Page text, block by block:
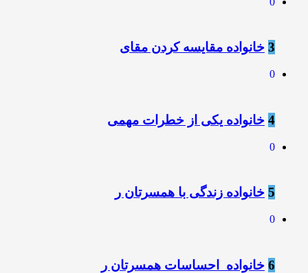
3 خانواده مقایسه کردن مقای
0
4 خانواده یکی از خطرات مهمی
0
5 خانواده زندگی با همسرتان ر
0
6 خانواده ️ احساسات همسرتان ر